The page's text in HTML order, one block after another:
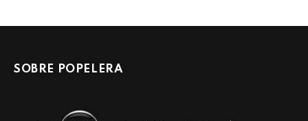
SOBRE POPELERA